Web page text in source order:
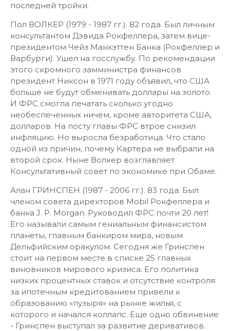
последней тройки.
Пол ВОЛКЕР (1979 - 1987 гг.). 82 года. Был личным
консультантом Дэвида Рокфеллера, затем вице-
президентом Чейз Манхэттен Банка (Рокфеллер и
Варбурги). Ушел на госслужбу. По рекомендации
этого скромного замминистра финансов
президент Никсон в 1971 году объявил, что США
больше не будут обменивать доллары на золото.
И ФРС смогла печатать сколько угодно
необеспеченных ничем, кроме авторитета США,
долларов. На посту главы ФРС втрое снизил
инфляцию. Но выросла безработица. Что стало
одной из причин, почему Картера не выбрали на
второй срок. Ныне Волкер возглавляет
Консультативный совет по экономике при Обаме.
Алан ГРИНСПЕН (1987 - 2006 гг.). 83 года. Был
членом совета директоров Mobil Рокфеллера и
банка J. P. Morgan. Руководил ФРС почти 20 лет!
Его называли самым гениальным финансистом
планеты, главным банкиром мира, новым
Дельфийским оракулом. Сегодня же Гринспен
стоит на первом месте в списке 25 главных
виновников мирового кризиса. Его политика
низких процентных ставок и отсутствие контроля
за ипотечным кредитованием привели к
образованию «пузыря» на рынке жилья, с
которого и начался коллапс. Еще одно обвинение
- Гринспен выступал за развитие деривативов.